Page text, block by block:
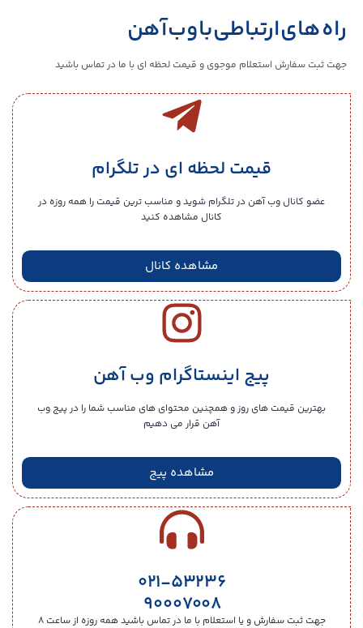
راه های ارتباطی با وب آهن
جهت ثبت سفارش استعلام موجوی و قیمت لحظه ای با ما در تماس باشید
قیمت لحظه ای در تلگرام
عضو کانال وب آهن در تلگرام شوید و مناسب ترین قیمت را همه روزه در
کانال مشاهده کنید
مشاهده کانال
پیج اینستاگرام وب آهن
بهترین قیمت های روز و همچنین محتوای های مناسب شما را در پیج وب
آهن قرار می دهیم
مشاهده پیج
۰۲۱-۵۳۲۳۶
۹۰۰۰۷۰۰۸
جهت ثبت سفارش و یا استعلام با ما در تماس باشید همه روزه از ساعت ۸